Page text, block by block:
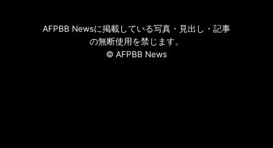
AFPBB Newsに掲載している写真・見出し・記事
の無断使用を禁じます。
© AFPBB News